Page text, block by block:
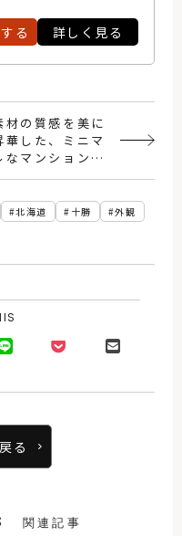
る 詳しく見る
材の質感を美に
華した、ミニマ
なマンションリ
ベ
北海道 十勝
外観
る
関連記事